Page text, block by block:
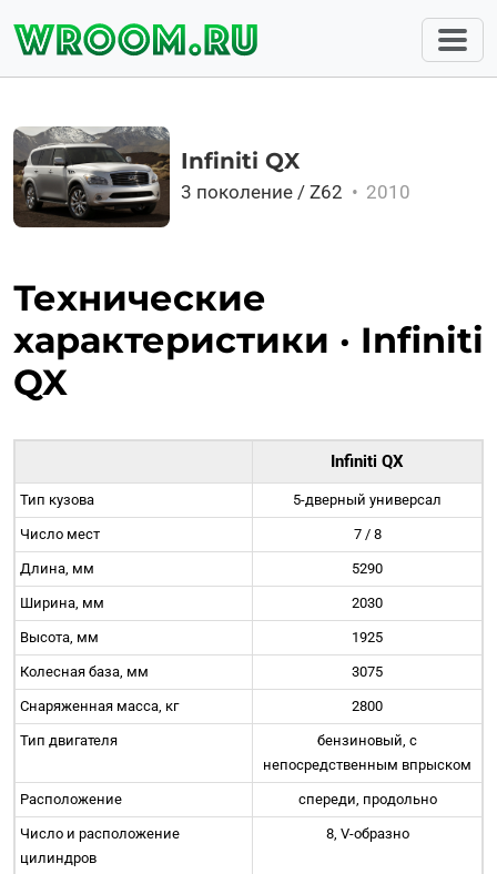
Infiniti QX
3 поколение / Z62 • 2010
Технические
характеристики · Infiniti
QX
Infiniti QX
Тип кузова 5-дверный универсал
Число мест 7 / 8
Длина, мм 5290
Ширина, мм 2030
Высота, мм 1925
Колесная база, мм 3075
Снаряженная масса, кг 2800
Тип двигателя
бензиновый, с
непосредственным впрыском
Расположение спереди, продольно
Число и расположение
цилиндров
8, V-образно